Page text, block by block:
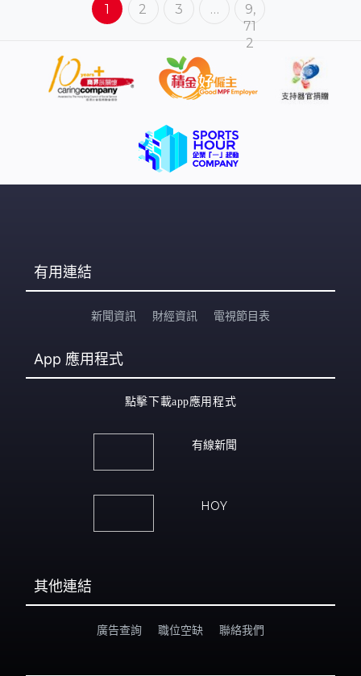
1 2 3 …
9,
71
2
有用連結
新聞資訊 財經資訊 電視節目表
App 應用程式
點擊下載app應用程式
有線新聞
HOY
其他連結
廣告查詢 職位空缺 聯絡我們